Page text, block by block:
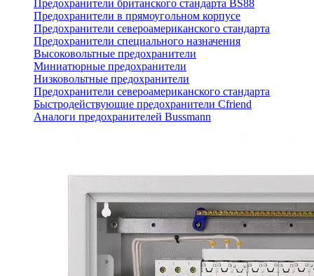
Предохранители британского стандарта BS88
Предохранители в прямоугольном корпусе
Предохранители североамериканского стандарта
Предохранители специального назначения
Высоковольтные предохранители
Миниатюрные предохранители
Низковольтные предохранители
Предохранители североамериканского стандарта
Быстродействующие предохранители Cfriend
Аналоги предохранителей Bussmann